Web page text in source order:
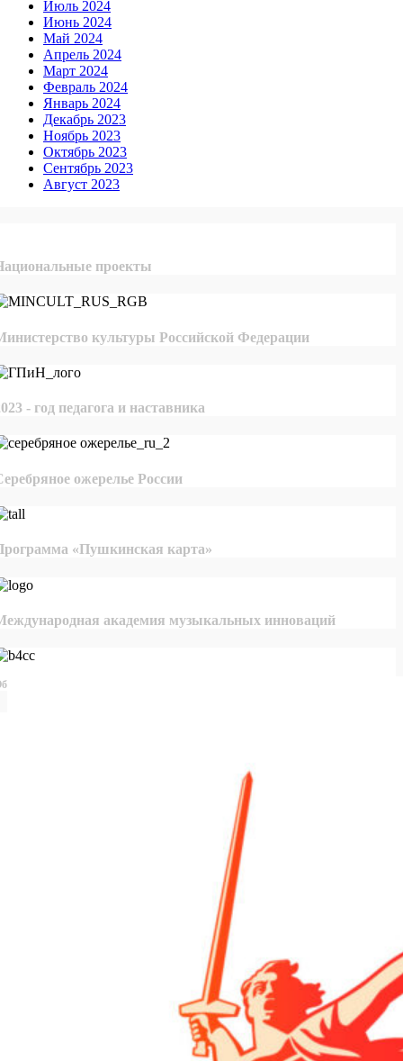
Июль 2024
Июнь 2024
Май 2024
Апрель 2024
Март 2024
Февраль 2024
Январь 2024
Декабрь 2023
Ноябрь 2023
Октябрь 2023
Сентябрь 2023
Август 2023
проекты
культуры Российской Федерации
- год педагога и наставника
ожерелье России
«Пушкинская карта»
академия музыкальных инноваций
база конкурсов и грантов в области культуры и искусства